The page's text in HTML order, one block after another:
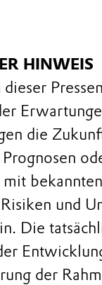
HINWEIS
die
mit
und
Die
der